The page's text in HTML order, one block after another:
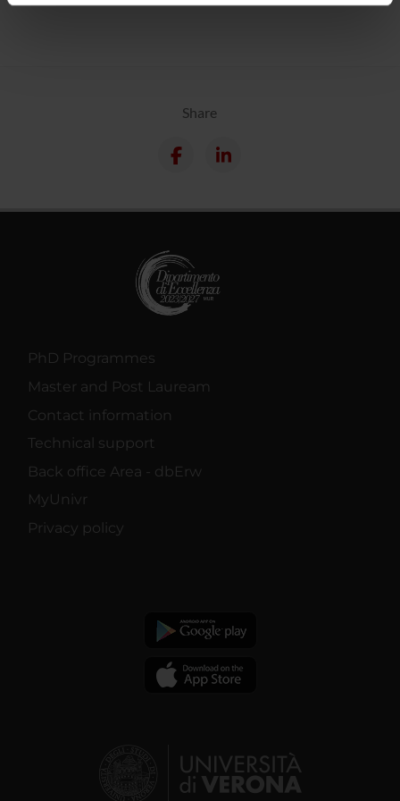
Share
PhD Programmes
Master and Post Lauream
Contact information
Technical support
Back office Area - dbErw
MyUnivr
Privacy policy